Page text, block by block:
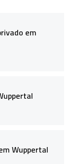
em
Wuppertal